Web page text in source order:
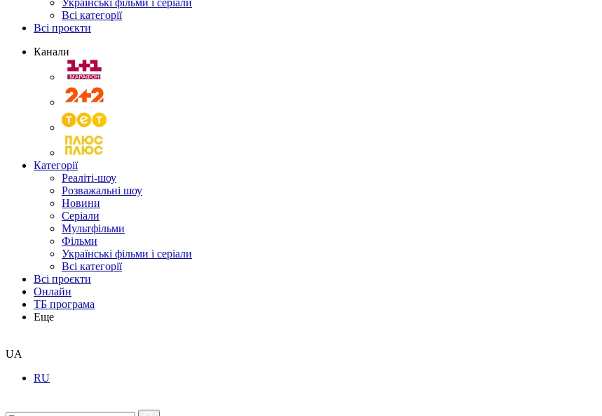
Українські фільми і серіали
Всі категорії
Всі проєкти
Канали
Категорії
Реаліті-шоу
Розважальні шоу
Новини
Серіали
Мультфільми
Фільми
Українські фільми і серіали
Всі категорії
Всі проєкти
Онлайн
ТБ програма
Еще
UA
RU